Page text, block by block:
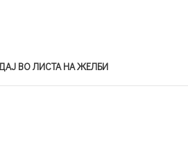
ВО ЛИСТА НА ЖЕЛБИ